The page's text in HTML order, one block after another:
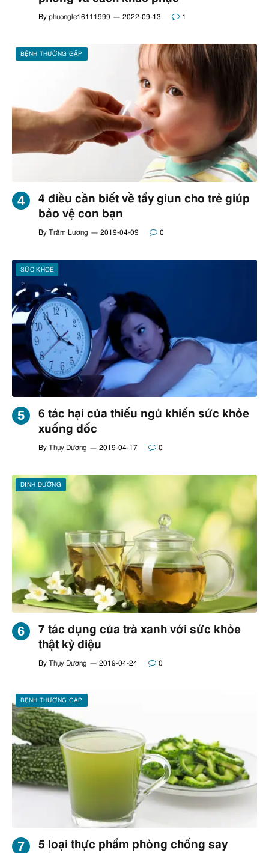
By phuongle16111999 2022-09-13 1
BỆNH THƯỜNG GẶP
4 điều cần biết về tẩy giun cho trẻ giúp
bảo vệ con bạn
By Trâm Lương 2019-04-09 0
SỨC KHOẺ
6 tác hại của thiếu ngủ khiến sức khỏe
xuống dốc
By Thụy Dương 2019-04-17 0
DINH DƯỠNG
7 tác dụng của trà xanh với sức khỏe
thật kỳ diệu
By Thụy Dương 2019-04-24 0
BỆNH THƯỜNG GẶP
5 loại thực phẩm phòng chống say